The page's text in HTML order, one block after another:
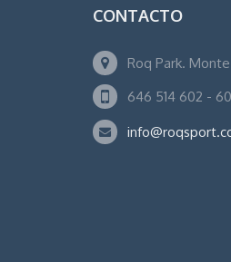
CONTACTO
Roq Park.
646 514 602 -